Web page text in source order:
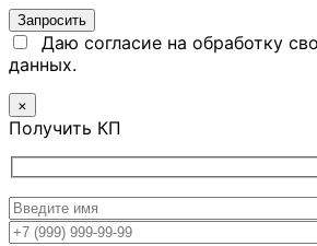
Даю согласие на обработку
данных.
×
Получить КП